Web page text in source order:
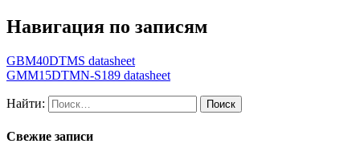
Навигация по записям
GBM40DTMS datasheet
GMM15DTMN-S189 datasheet
Найти:
Свежие записи